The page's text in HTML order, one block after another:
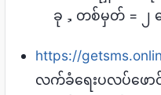
ခု，တစ်မှတ် = ၂
https://
လက်ခံရေးပလပ်ဖောင်